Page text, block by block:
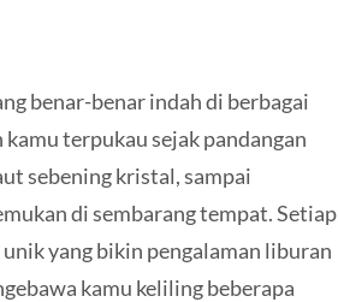
benar-benar indah di berbagai
terpukau sejak pandangan
sebening kristal, sampai
di sembarang tempat. Setiap
yang bikin pengalaman liburan
kamu keliling beberapa